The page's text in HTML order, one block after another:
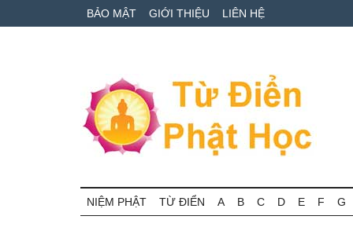
to
to
qua
BẢO MẬT GIỚI THIỆU LIÊN HỆ
Từ
cứu
thuật
NIỆM PHẬT TỪ ĐIỂN A B C D E F G